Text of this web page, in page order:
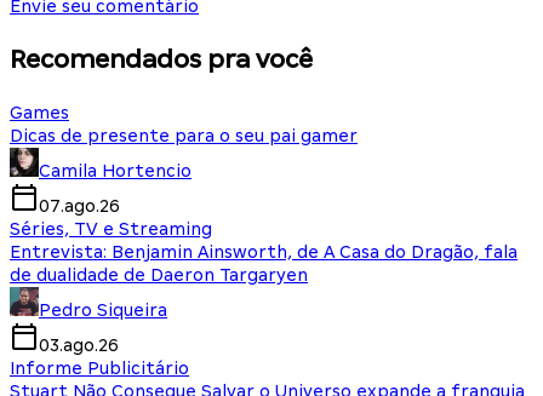
Envie seu comentário
Recomendados pra você
Games
Dicas de presente para o seu pai gamer
Camila Hortencio
07.ago.26
Séries, TV e Streaming
Entrevista: Benjamin Ainsworth, de A Casa do Dragão, fala
de dualidade de Daeron Targaryen
Pedro Siqueira
03.ago.26
Informe Publicitário
Stuart Não Consegue Salvar o Universo expande a franquia